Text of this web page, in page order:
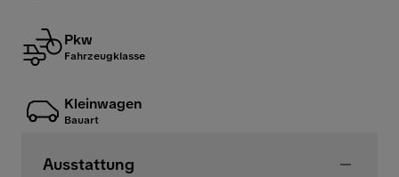
Pkw
Fahrzeugklasse
Kleinwagen
Bauart
Ausstattung